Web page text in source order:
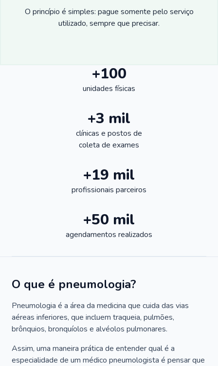
O princípio é simples: pague somente pelo serviço
utilizado, sempre que precisar.
+100
unidades físicas
+3 mil
clínicas e postos de
coleta de exames
+19 mil
profissionais parceiros
+50 mil
agendamentos realizados
O que é pneumologia?
Pneumologia é a área da medicina que cuida das vias
aéreas inferiores, que incluem traqueia, pulmões,
brônquios, bronquíolos e alvéolos pulmonares.
Assim, uma maneira prática de entender qual é a
especialidade de um médico pneumologista é pensar que